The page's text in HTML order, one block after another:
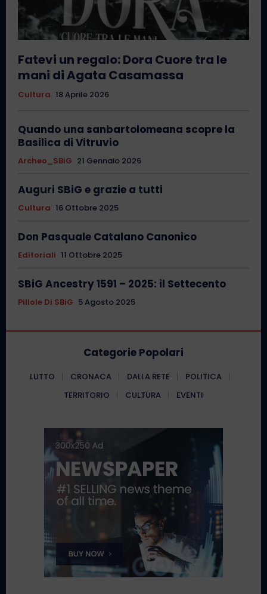
Fatevi un regalo: Dora Cuore tra le
mani di Agata Casamassa
Cultura 18 Aprile 2026
Quando una sanbartolomeana scopre la
Basilica di Vitruvio
Archeo_SBiG 21 Gennaio 2026
Auguri SBiG e grazie a tutti
Cultura 16 Ottobre 2025
Don Pasquale Catalano Canonico
Editoriali 11 Ottobre 2025
SBiG Ancestry 1591 – 2025: il Settecento
Pillole Di SBiG 5 Agosto 2025
Categorie Popolari
LUTTO CRONACA DALLA RETE
POLITICA
TERRITORIO
CULTURA EVENTI